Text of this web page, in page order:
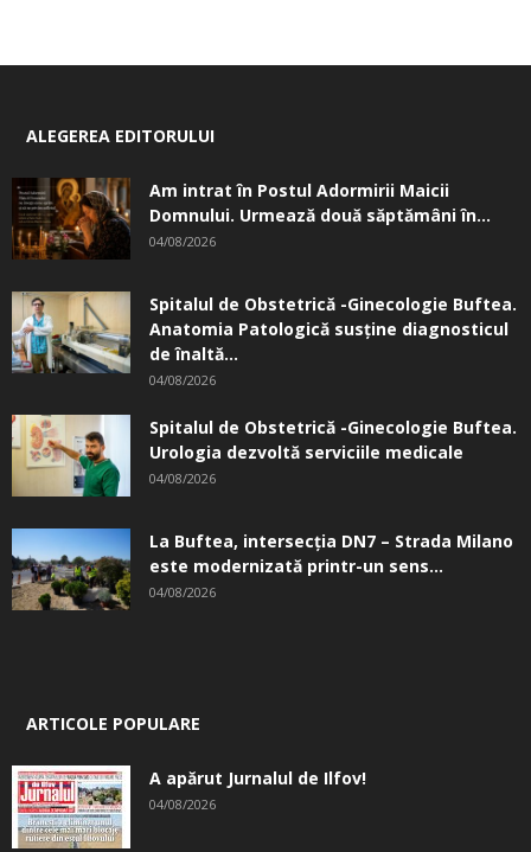
ALEGEREA EDITORULUI
Am intrat în Postul Adormirii Maicii
Domnului. Urmează două săptămâni în...
04/08/2026
Spitalul de Obstetrică -Ginecologie Buftea.
Anatomia Patologică susţine diagnosticul
de înaltă...
04/08/2026
Spitalul de Obstetrică -Ginecologie Buftea.
Urologia dezvoltă serviciile medicale
04/08/2026
La Buftea, intersecţia DN7 – Strada Milano
este modernizată printr-un sens...
04/08/2026
ARTICOLE POPULARE
A apărut Jurnalul de Ilfov!
04/08/2026